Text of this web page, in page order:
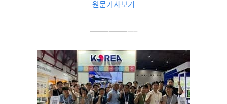
원문기사보기
———————–